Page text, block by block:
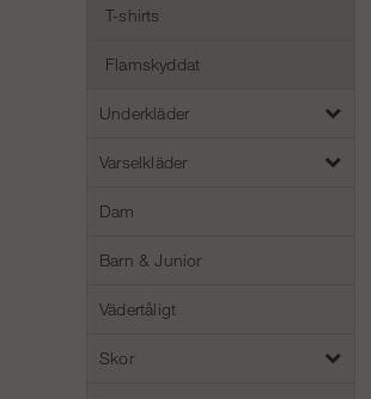
T-shirts
Flamskyddat
Underkläder
Varselkläder
Dam
Barn & Junior
Vädertåligt
Skor